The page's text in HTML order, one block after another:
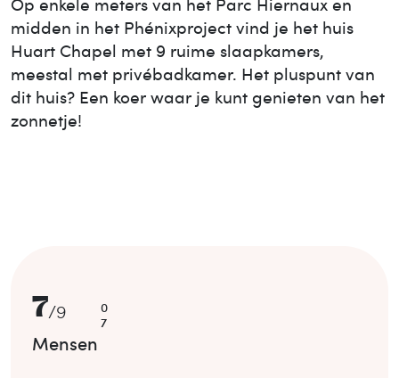
midden in het Phénixproject vind je het huis
Huart Chapel met 9 ruime slaapkamers,
meestal met privébadkamer. Het pluspunt van
dit huis? Een koer waar je kunt genieten van het
zonnetje!
7/9
0
7
Mensen